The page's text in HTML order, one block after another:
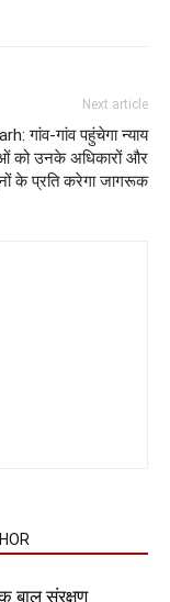
Next article
गांव-गांव पहुंचेगा न्याय
को उनके अधिकारों और
के प्रति करेगा जागरूक
बाल संरक्षण